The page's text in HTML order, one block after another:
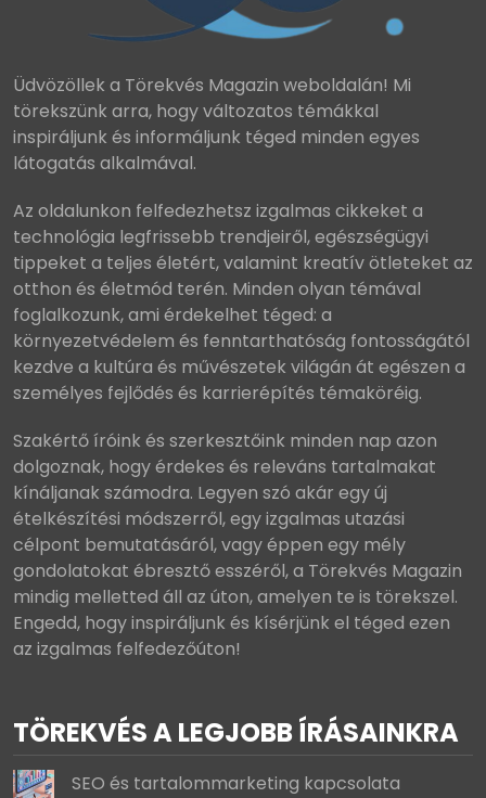
Üdvözöllek a Törekvés Magazin weboldalán! Mi
törekszünk arra, hogy változatos témákkal
inspiráljunk és informáljunk téged minden egyes
látogatás alkalmával.
Az oldalunkon felfedezhetsz izgalmas cikkeket a
technológia legfrissebb trendjeiről, egészségügyi
tippeket a teljes életért, valamint kreatív ötleteket az
otthon és életmód terén. Minden olyan témával
foglalkozunk, ami érdekelhet téged: a
környezetvédelem és fenntarthatóság fontosságától
kezdve a kultúra és művészetek világán át egészen a
személyes fejlődés és karrierépítés témaköréig.
Szakértő íróink és szerkesztőink minden nap azon
dolgoznak, hogy érdekes és releváns tartalmakat
kínáljanak számodra. Legyen szó akár egy új
ételkészítési módszerről, egy izgalmas utazási
célpont bemutatásáról, vagy éppen egy mély
gondolatokat ébresztő esszéről, a Törekvés Magazin
mindig melletted áll az úton, amelyen te is törekszel.
Engedd, hogy inspiráljunk és kísérjünk el téged ezen
az izgalmas felfedezőúton!
TÖREKVÉS A LEGJOBB ÍRÁSAINKRA
SEO és tartalommarketing kapcsolata